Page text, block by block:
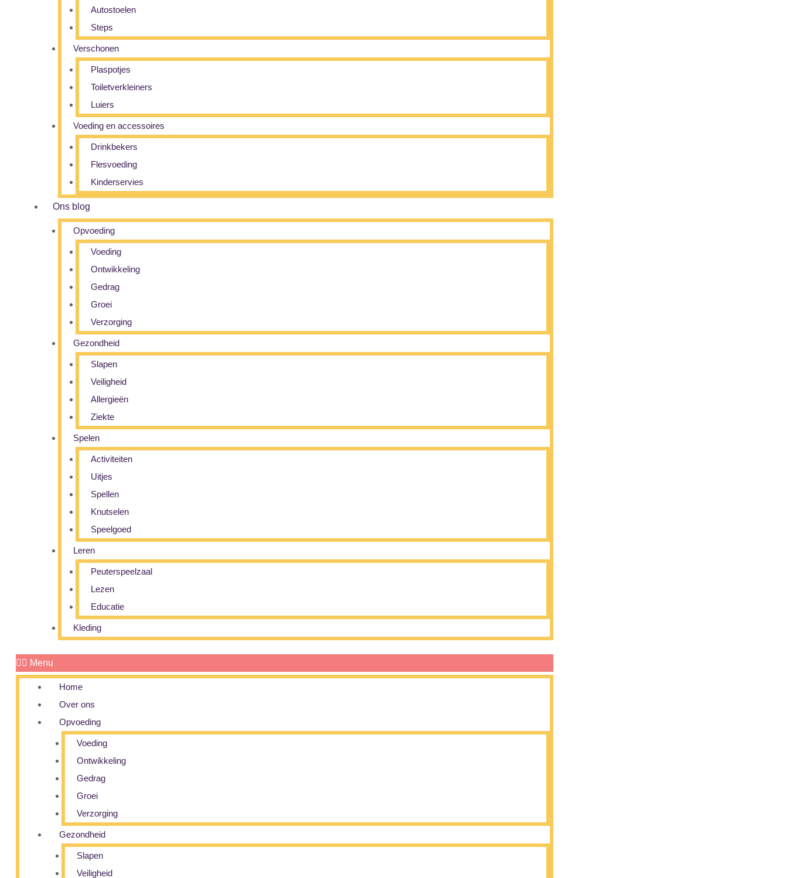
Autostoelen
Steps
Verschonen
Plaspotjes
Toiletverkleiners
Luiers
Voeding en accessoires
Drinkbekers
Flesvoeding
Kinderservies
Ons blog
Opvoeding
Voeding
Ontwikkeling
Gedrag
Groei
Verzorging
Gezondheid
Slapen
Veiligheid
Allergieën
Ziekte
Spelen
Activiteiten
Uitjes
Spellen
Knutselen
Speelgoed
Leren
Peuterspeelzaal
Lezen
Educatie
Kleding
Menu
Home
Over ons
Opvoeding
Voeding
Ontwikkeling
Gedrag
Groei
Verzorging
Gezondheid
Slapen
Veiligheid